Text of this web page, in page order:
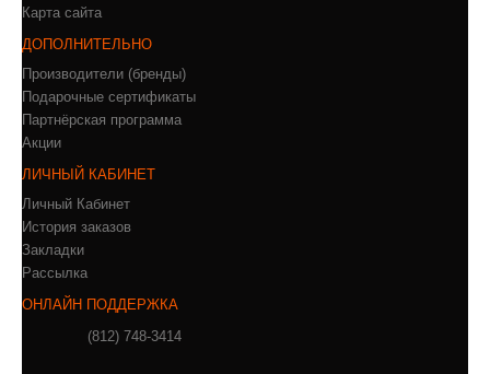
Карта сайта
ДОПОЛНИТЕЛЬНО
Производители (бренды)
Подарочные сертификаты
Партнёрская программа
Акции
ЛИЧНЫЙ КАБИНЕТ
Личный Кабинет
История заказов
Закладки
Рассылка
ОНЛАЙН ПОДДЕРЖКА
(812) 748-3414